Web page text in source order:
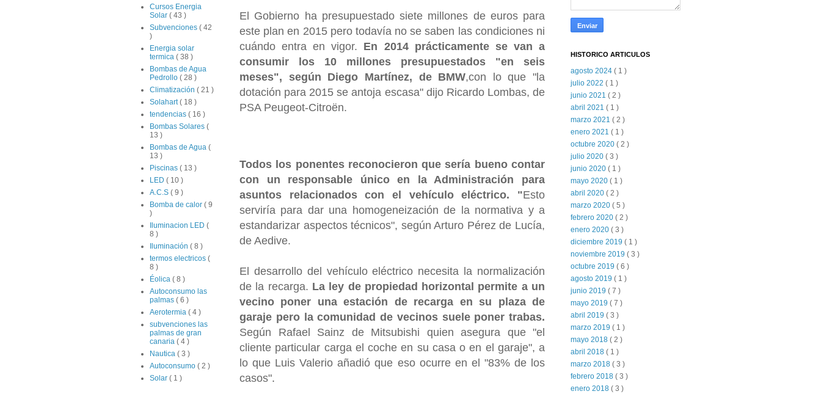
El Gobierno ha presupuestado siete millones de euros para
este plan en 2015 pero todavía no se saben las condiciones ni
cuándo entra en vigor. En 2014 prácticamente se van a
consumir los 10 millones presupuestados "en seis
meses", según Diego Martínez, de BMW,con lo que "la
dotación para 2015 se antoja escasa" dijo Ricardo Lombas, de
PSA Peugeot-Citroën.
Todos los ponentes reconocieron que sería bueno contar
con un responsable único en la Administración para
asuntos relacionados con el vehículo eléctrico. "Esto
serviría para dar una homogeneización de la normativa y a
estandarizar aspectos técnicos", según Arturo Pérez de Lucía,
de Aedive.
El desarrollo del vehículo eléctrico necesita la normalización
de la recarga. La ley de propiedad horizontal permite a un
vecino poner una estación de recarga en su plaza de
garaje pero la comunidad de vecinos suele poner trabas.
Según Rafael Sainz de Mitsubishi quien asegura que "el
cliente particular carga el coche en su casa o en el garaje", a
lo que Luis Valerio añadió que eso ocurre en el "83% de los
casos".
Cursos Energia
Solar ( 43 )
Subvenciones ( 42
)
Energia solar
termica ( 38 )
Bombas de Agua
Pedrollo ( 28 )
Climatización ( 21 )
Solahart( 18 )
tendencias ( 16 )
Bombas Solares (
13 )
Bombas de Agua (
13 )
Piscinas ( 13 )
LED ( 10 )
A.C.S ( 9 )
Bomba de calor ( 9
)
Iluminacion LED (
8 )
Iluminación ( 8 )
termos electricos (
8 )
Éolica ( 8 )
Autoconsumo las
palmas ( 6 )
Aerotermia ( 4 )
subvenciones las
palmas de gran
canaria ( 4 )
Nautica ( 3 )
Autoconsumo ( 2 )
Solar ( 1 )
HISTORICO ARTICULOS
agosto 2024 ( 1 )
julio 2022 ( 1 )
junio 2021 ( 2 )
abril 2021 ( 1 )
marzo 2021 ( 2 )
enero 2021 ( 1 )
octubre 2020 ( 2 )
julio 2020 ( 3 )
junio 2020 ( 1 )
mayo 2020 ( 1 )
abril 2020 ( 2 )
marzo 2020 ( 5 )
febrero 2020 ( 2 )
enero 2020 ( 3 )
diciembre 2019 ( 1 )
noviembre 2019 ( 3 )
octubre 2019 ( 6 )
agosto 2019 ( 1 )
junio 2019 ( 7 )
mayo 2019 ( 7 )
abril 2019 ( 3 )
marzo 2019 ( 1 )
mayo 2018 ( 2 )
abril 2018 ( 1 )
marzo 2018 ( 3 )
febrero 2018 ( 3 )
enero 2018 ( 3 )